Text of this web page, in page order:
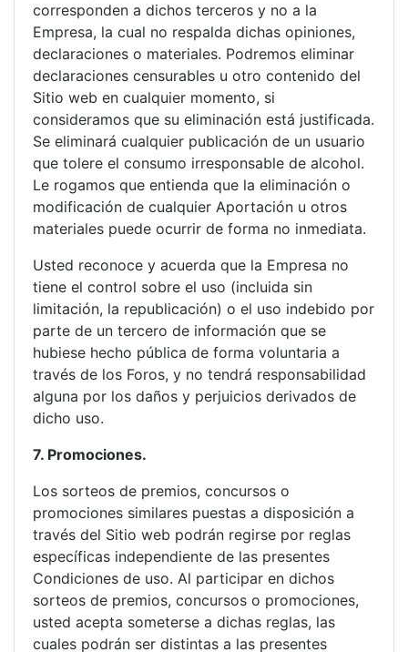
corresponden a dichos terceros y no a la
Empresa, la cual no respalda dichas opiniones,
declaraciones o materiales. Podremos eliminar
declaraciones censurables u otro contenido del
Sitio web en cualquier momento, si
consideramos que su eliminación está justificada.
Se eliminará cualquier publicación de un usuario
que tolere el consumo irresponsable de alcohol.
Le rogamos que entienda que la eliminación o
modificación de cualquier Aportación u otros
materiales puede ocurrir de forma no inmediata.
Usted reconoce y acuerda que la Empresa no
tiene el control sobre el uso (incluida sin
limitación, la republicación) o el uso indebido por
parte de un tercero de información que se
hubiese hecho pública de forma voluntaria a
través de los Foros, y no tendrá responsabilidad
alguna por los daños y perjuicios derivados de
dicho uso.
7. Promociones.
Los sorteos de premios, concursos o
promociones similares puestas a disposición a
través del Sitio web podrán regirse por reglas
específicas independiente de las presentes
Condiciones de uso. Al participar en dichos
sorteos de premios, concursos o promociones,
usted acepta someterse a dichas reglas, las
cuales podrán ser distintas a las presentes